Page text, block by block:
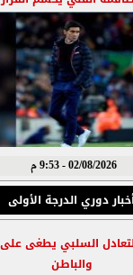
02/08/2026 - 9:53 م
دوري الدرجة الأولى
السلبي يطغى على
والباطن